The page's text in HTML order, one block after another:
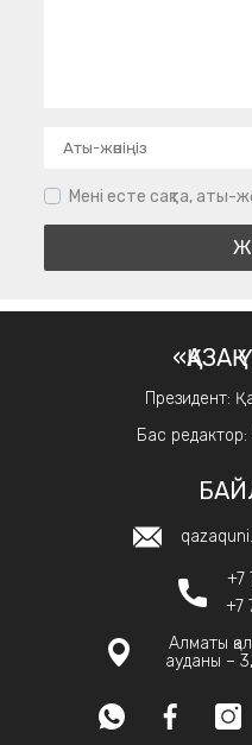
Мені есте сақта, аты-
Президент:
Бас редактор:
+7
+7
Алматы
ауданы –